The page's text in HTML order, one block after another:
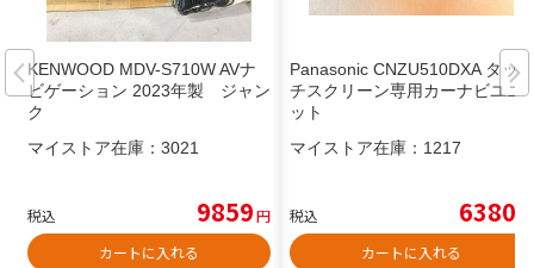
KENWOOD MDV-S710W AVナ
ビゲーション 2023年製 ジャン
ク
マイストア在庫： 3021
税込 9859円
カートに入れる
Panasonic CNZU510DXA タッ
チスクリーン専用カーナビユニ
ット
マイストア在庫： 1217
税込 6380
カートに入れる